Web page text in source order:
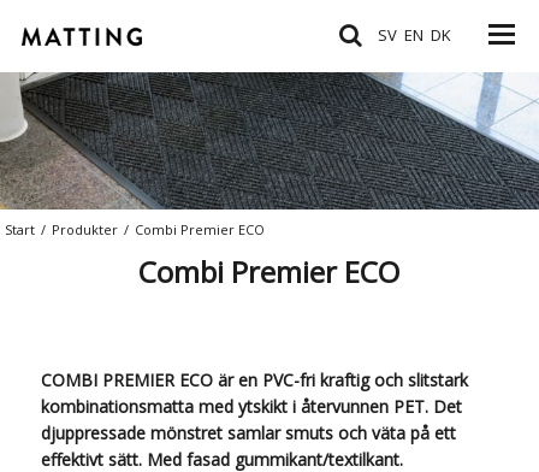
SV EN DK
Start / Produkter / Combi Premier ECO
Combi Premier ECO
COMBI PREMIER ECO är en PVC-fri kraftig och slitstark
kombinationsmatta med ytskikt i återvunnen PET. Det
djuppressade mönstret samlar smuts och väta på ett
effektivt sätt. Med fasad gummikant/textilkant.